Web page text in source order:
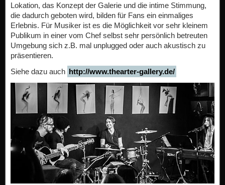
Lokation, das Konzept der Galerie und die intime Stimmung,
die dadurch geboten wird, bilden für Fans ein einmaliges
Erlebnis. Für Musiker ist es die Möglichkeit vor sehr kleinem
Publikum in einer vom Chef selbst sehr persönlich betreuten
Umgebung sich z.B. mal unplugged oder auch akustisch zu
präsentieren.
Siehe dazu auch http://www.thearter-gallery.de/